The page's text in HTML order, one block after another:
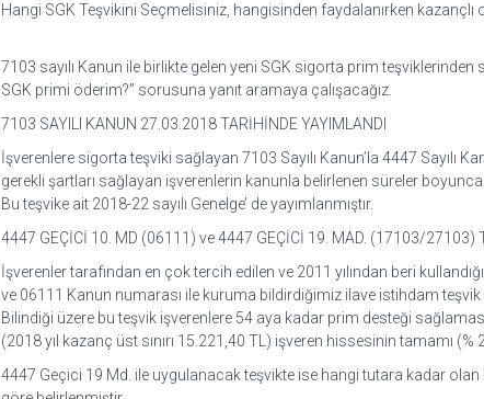
Hangi SGK Teşvikini Seçmelisiniz, hangisinden faydalanırken kazançlı
7103 sayılı Kanun ile birlikte gelen yeni SGK sigorta prim
SGK primi öderim?” sorusuna yanıt aramaya çalışacağız.
7103 SAYILI KANUN 27.03.2018 TARİHİNDE YAYIMLANDI
İşverenlere sigorta teşviki sağlayan 7103 Sayılı Kanun’la 4447 Sayılı
gerekli şartları sağlayan işverenlerin kanunla belirlenen süreler
Bu teşvike ait 2018-22 sayılı Genelge’ de yayımlanmıştır.
4447 GEÇİCİ 10. MD (06111) ve 4447 GEÇİCİ 19. MAD. (17103/27103)
İşverenler tarafından en çok tercih edilen ve 2011 yılından beri
ve 06111 Kanun numarası ile kuruma bildirdiğimiz ilave istihdam teşvik
Bilindiği üzere bu teşvik işverenlere 54 aya kadar prim desteği
(2018 yıl kazanç üst sınırı 15.221,40 TL) işveren hissesinin tamamı (%
4447 Geçici 19 Md. ile uygulanacak teşvikte ise hangi tutara kadar